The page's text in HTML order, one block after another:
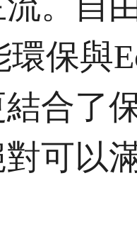
環保與
合了
可以